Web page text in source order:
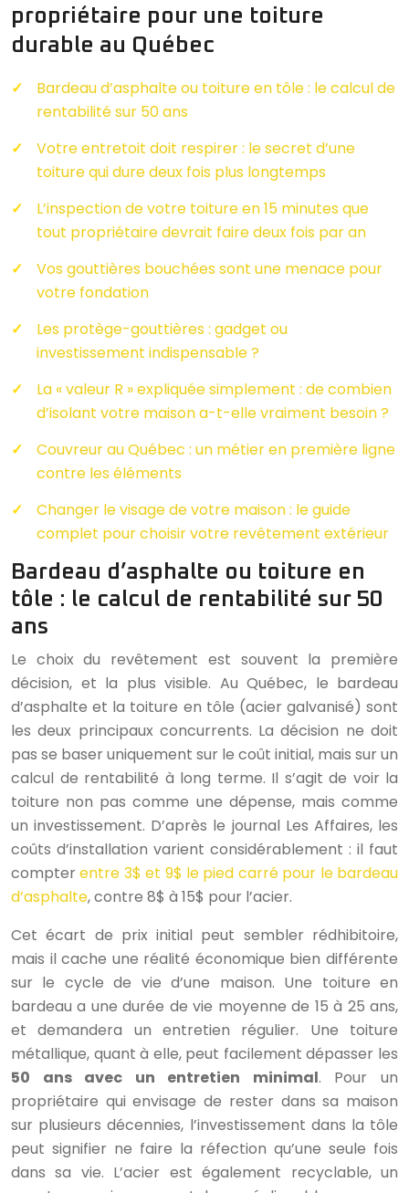
propriétaire pour une toiture
durable au Québec
Bardeau d’asphalte ou toiture en tôle : le calcul de
rentabilité sur 50 ans
Votre entretoit doit respirer : le secret d’une
toiture qui dure deux fois plus longtemps
L’inspection de votre toiture en 15 minutes que
tout propriétaire devrait faire deux fois par an
Vos gouttières bouchées sont une menace pour
votre fondation
Les protège-gouttières : gadget ou
investissement indispensable ?
La « valeur R » expliquée simplement : de combien
d’isolant votre maison a-t-elle vraiment besoin ?
Couvreur au Québec : un métier en première ligne
contre les éléments
Changer le visage de votre maison : le guide
complet pour choisir votre revêtement extérieur
Bardeau d’asphalte ou toiture en
tôle : le calcul de rentabilité sur 50
ans
Le choix du revêtement est souvent la première
décision, et la plus visible. Au Québec, le bardeau
d’asphalte et la toiture en tôle (acier galvanisé) sont
les deux principaux concurrents. La décision ne doit
pas se baser uniquement sur le coût initial, mais sur un
calcul de rentabilité à long terme. Il s’agit de voir la
toiture non pas comme une dépense, mais comme
un investissement. D’après le journal Les Affaires, les
coûts d’installation varient considérablement : il faut
compterentre 3$ et 9$ le pied carré pour le bardeau
d’asphalte, contre 8$ à 15$ pour l’acier.
Cet écart de prix initial peut sembler rédhibitoire,
mais il cache une réalité économique bien différente
sur le cycle de vie d’une maison. Une toiture en
bardeau a une durée de vie moyenne de 15 à 25 ans,
et demandera un entretien régulier. Une toiture
métallique, quant à elle, peut facilement dépasser les
50 ans avec un entretien minimal. Pour un
propriétaire qui envisage de rester dans sa maison
sur plusieurs décennies, l’investissement dans la tôle
peut signifier ne faire la réfection qu’une seule fois
dans sa vie. L’acier est également recyclable, un